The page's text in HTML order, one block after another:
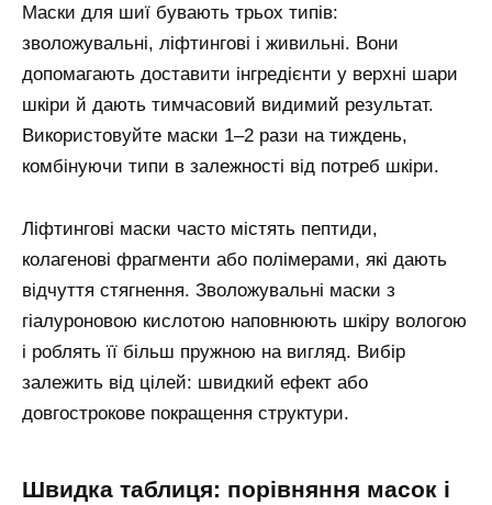
Маски для шиї бувають трьох типів:
зволожувальні, ліфтингові і живильні. Вони
допомагають доставити інгредієнти у верхні шари
шкіри й дають тимчасовий видимий результат.
Використовуйте маски 1–2 рази на тиждень,
комбінуючи типи в залежності від потреб шкіри.
Ліфтингові маски часто містять пептиди,
колагенові фрагменти або полімерами, які дають
відчуття стягнення. Зволожувальні маски з
гіалуроновою кислотою наповнюють шкіру вологою
і роблять її більш пружною на вигляд. Вибір
залежить від цілей: швидкий ефект або
довгострокове покращення структури.
швидка таблиця: порівняння масок і